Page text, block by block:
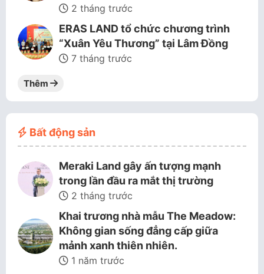
2 tháng trước
ERAS LAND tổ chức chương trình
“Xuân Yêu Thương” tại Lâm Đồng
7 tháng trước
Thêm
Bất động sản
Meraki Land gây ấn tượng mạnh
trong lần đầu ra mắt thị trường
2 tháng trước
Khai trương nhà mẫu The Meadow:
Không gian sống đẳng cấp giữa
mảnh xanh thiên nhiên.
1 năm trước